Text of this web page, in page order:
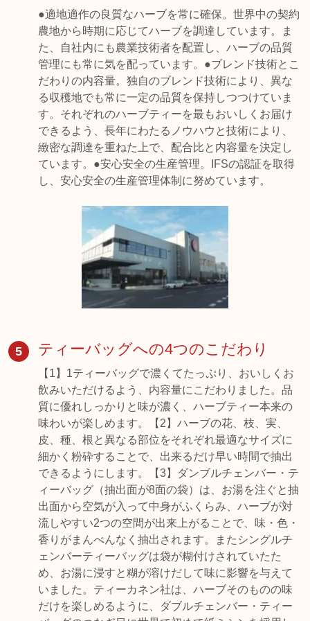
●適地適作の良質なハーブを常に確保。世界中の契約
農地から時期に応じてハーブを調達しています。ま
た、自社内にも農業技術者を配置し、ハーブの品質
管理にも常に気を配っています。●ブレンド技術とこ
だわりの内容量。独自のブレンド技術により、異な
る収穫地でも常に一定の品質を保持しつつけていま
す。それぞれのハーブティーを最もおいしくお届け
できるよう、長年にわたるノウハウと技術により、
緻密な調達を重ねた上で、配合比と内容量を決定し
ています。●安心安全の生産管理。IFSの認証を取得
し、安心安全の生産管理体制に努めています。
5 ティーバッグへの4つのこだわり
【1】1ティーバッグで濃くてたっぷり、おいしくお
飲みいただけるよう、内容量にこだわりました。品
質に優れしっかりと味が濃く、ハーブティー本来の
味わいが楽しめます。【2】ハーブの花、枝、実、
皮、種、根と異なる部位をそれぞれ最適なサイズに
細かく粉砕することで、出来るだけ早い時間で抽出
できるようにします。【3】ダンブルチェンバー・テ
ィーバッグ（抽出面が8面の袋）は、お湯を注ぐと抽
出面から空気が入って中身がふくらみ、ハーブが対
流しやすい2つの空間が出来上がることで、味・色・
香りがまんべんなく抽出されます。またシングルチ
ェンバーティーバッグは袋が糊付けされていたた
め、お湯に浸すと糊が溶けだして味に影響を与えて
いました。ティーカネン社は、ハーブそのものの味
だけを楽しめるように、ダブルチェンバー・ティー